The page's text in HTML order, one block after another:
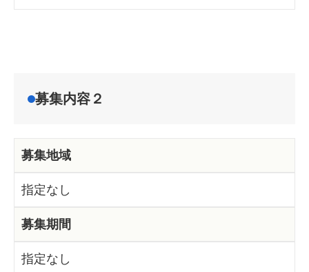
募集内容２
募集地域
指定なし
募集期間
指定なし